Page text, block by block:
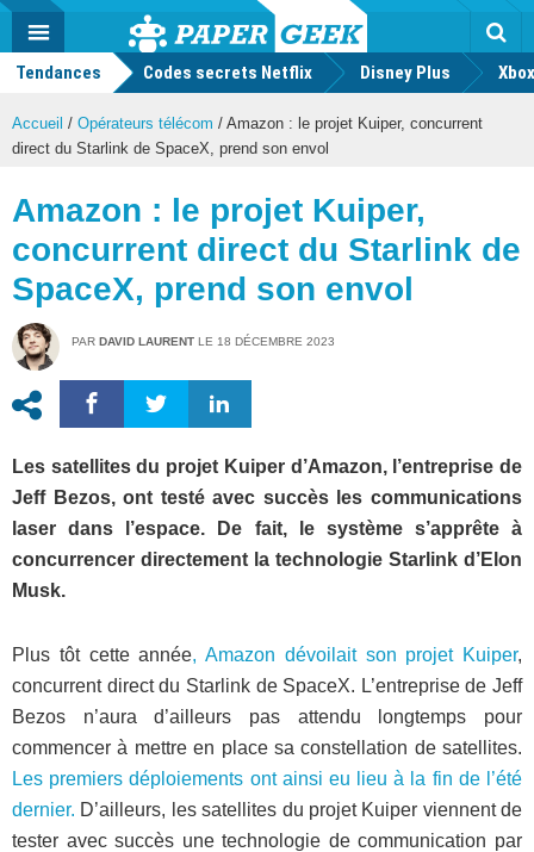
Actu
geek
MENU
Tendances Codes secrets Netflix Disney Plus
Accueil / Opérateurs télécom / Amazon : le projet Kuiper, concurrent
direct du Starlink de SpaceX, prend son envol
Amazon : le projet Kuiper,
concurrent direct du Starlink de
SpaceX, prend son envol
PAR DAVID LAURENT LE 18 DÉCEMBRE 2023
Les satellites du projet Kuiper d’Amazon, l’entreprise de
Jeff Bezos, ont testé avec succès les communications
laser dans l’espace. De fait, le système s’apprête à
concurrencer directement la technologie Starlink d’Elon
Musk.
Plus tôt cette année, Amazon dévoilait son projet Kuiper,
concurrent direct du Starlink de SpaceX. L’entreprise de Jeff
Bezos n’aura d’ailleurs pas attendu longtemps pour
commencer à mettre en place sa constellation de satellites.
Les premiers déploiements ont ainsi eu lieu à la fin de l’été
dernier. D’ailleurs, les satellites du projet Kuiper viennent de
tester avec succès une technologie de communication par
Mode
FacebookTwitter Youtube